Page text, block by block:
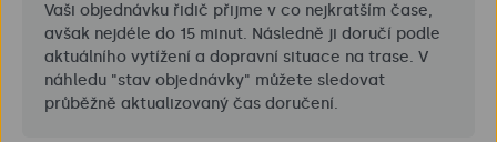
Vaši objednávku řidič přijme v co nejkratším čase,
avšak nejdéle do 15 minut. Následně ji doručí podle
aktuálního vytížení a dopravní situace na trase. V
náhledu "stav objednávky" můžete sledovat
průběžně aktualizovaný čas doručení.